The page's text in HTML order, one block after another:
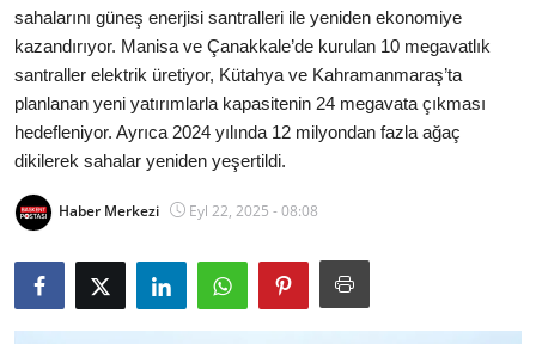
Toplum ve Yaşam
Sivil Toplum Kuruluşları
Kamu Kurumları ve Üst Kurullar
Resmi Reklamlar
sahalarını güneş enerjisi santralleri ile yeniden ekonomiye
kazandırıyor. Manisa ve Çanakkale’de kurulan 10 megavatlık
santraller elektrik üretiyor, Kütahya ve Kahramanmaraş’ta
planlanan yeni yatırımlarla kapasitenin 24 megavata çıkması
hedefleniyor. Ayrıca 2024 yılında 12 milyondan fazla ağaç
dikilerek sahalar yeniden yeşertildi.
Haber Merkezi Eyl 22, 2025 - 08:08